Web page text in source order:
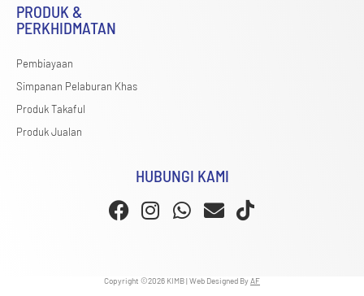
PRODUK &
PERKHIDMATAN
Pembiayaan
Simpanan Pelaburan Khas
Produk Takaful
Produk Jualan
HUBUNGI KAMI
Copyright ©2026 KIMB | Web Designed ByAF